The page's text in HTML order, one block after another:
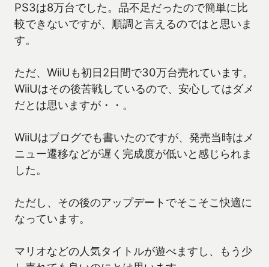
PS3は8万台でした。品不足だったので簡単に比
較できないですが、順調と言えるのではと思いま
す。
ただ、WiiUも初日2日間で30万台売れています。
WiiUはその後苦戦しているので、安心してはダメ
だとは思いますが・・。
WiiUはブログでも書いたのですが、発売当時はメ
ニュー遷移などが遅く完成度が低いと感じられま
した。
ただし、その後のアップデートでそこそこ快適に
なっています。
マリオなどの人気タイトルが遊べますし、もう少